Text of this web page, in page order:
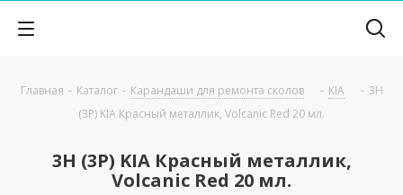
Главная - Каталог - Карандаши для ремонта сколов - KIA - 3H
(3P) KIA Красный металлик, Volcanic Red 20 мл.
3H (3P) KIA Красный металлик,
Volcanic Red 20 мл.